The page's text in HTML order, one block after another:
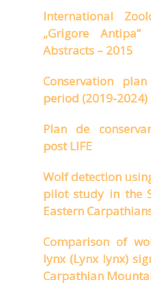
International
„Grigore
Abstracts – 2015
Conservation
period (2019-2024)
Plan de
post LIFE
Wolf detection
pilot study in the
Eastern
Comparison of
lynx (Lynx lynx)
Carpathian